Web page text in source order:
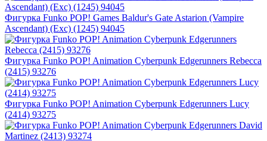
Фигурка Funko POP! Games Baldur's Gate Astarion (Vampire
Ascendant) (Exc) (1245) 94045
Фигурка Funko POP! Animation Cyberpunk Edgerunners Rebecca
(2415) 93276
Фигурка Funko POP! Animation Cyberpunk Edgerunners Lucy
(2414) 93275